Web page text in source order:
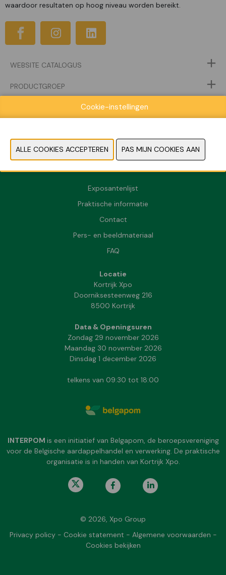
waardoor resultaten op hoog niveau worden bereikt.
WEBSITE CATALOGUS
PRODUCTGROEP
Exposantenlijst
Praktische informatie
Contact
Pers- en beeldmateriaal
FAQ
Locatie
Kortrijk Xpo
Doorniksesteenweg 216
8500 Kortrijk
Data & Openingsuren
Zondag 29 november 2026
Maandag 30 november 2026
Dinsdag 1 december 2026
telkens van 09:30 tot 18:00
INTERPOM is een initiatief van Belgapom, de beroepsvereniging
voor de Belgische aardappelhandel en verwerking. De praktische
organisatie is in handen van Kortrijk Xpo.
© 2026, Xpo Group
Privacy policy- Cookie statement - Algemene voorwaarden -
Cookies bekijken
Cookie-instellingen